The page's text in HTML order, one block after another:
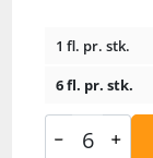
1 fl. pr. stk.
6 fl. pr. stk.